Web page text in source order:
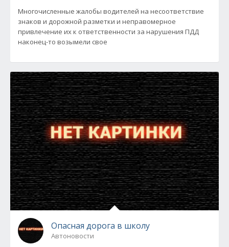
Многочисленные жалобы водителей на несоответствие
знаков и дорожной разметки и неправомерное
привлечение их к ответственности за нарушения ПДД
наконец-то возымели свое
Опасная дорога в школу
Автоновости